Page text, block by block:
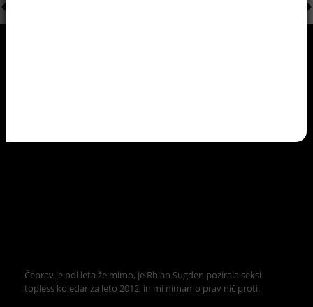
Čeprav je pol leta že mimo, je Rhian Sugden pozirala seksi
topless koledar za leto 2012, in mi nimamo prav nič proti.